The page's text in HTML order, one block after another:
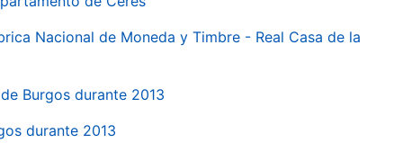
Nacional de Moneda y Timbre - Real Casa de la
Burgos durante 2013
durante 2013